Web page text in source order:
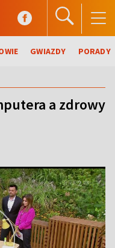
GWIAZDY PORADY
a zdrowy